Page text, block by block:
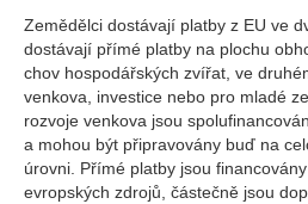
Zemědělci dostávají platby z EU ve
dostávají přímé platby na plochu
chov hospodářských zvířat, ve
venkova, investice nebo pro mladé
rozvoje venkova jsou
a mohou být připravovány buď na
úrovni. Přímé platby jsou
evropských zdrojů, částečně jsou